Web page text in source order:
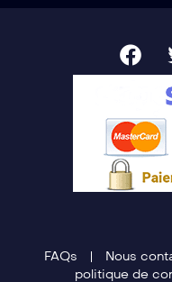
FAQs Nous
politique de